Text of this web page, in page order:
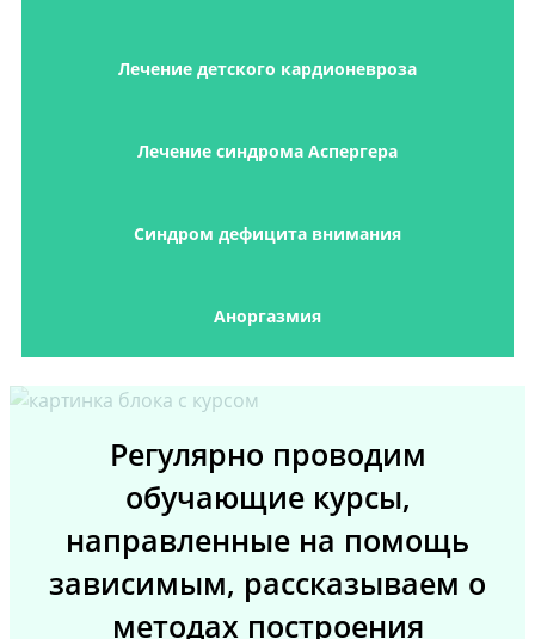
Лечение детского кардионевроза
Лечение синдрома Аспергера
Синдром дефицита внимания
Аноргазмия
Регулярно проводим
обучающие курсы,
направленные на помощь
зависимым, рассказываем о
методах построения